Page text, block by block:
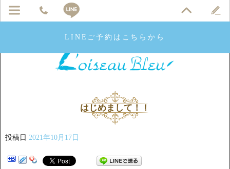
LINEご予約はこちらから
はじめまして！！
投稿日 2021年10月17日